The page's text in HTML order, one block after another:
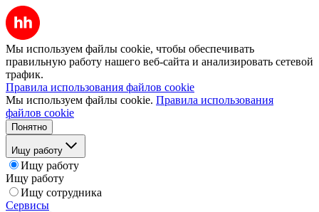
Мы используем файлы cookie, чтобы обеспечивать
правильную работу нашего веб-сайта и анализировать сетевой
трафик.
Правила использования файлов cookie
Мы используем файлы cookie. Правила использования
файлов cookie
Понятно
Ищу работу
Ищу работу
Ищу работу
Ищу сотрудника
Сервисы